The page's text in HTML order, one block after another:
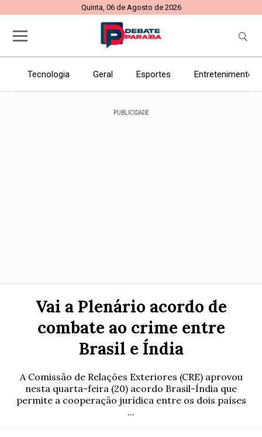
Quinta, 06 de Agosto de 2026
Tecnologia Geral Esportes Entretenimento
PUBLICIDADE
Vai a Plenário acordo de
combate ao crime entre
Brasil e Índia
A Comissão de Relações Exteriores (CRE) aprovou
nesta quarta-feira (20) acordo Brasil-Índia que
permite a cooperação jurídica entre os dois países
...